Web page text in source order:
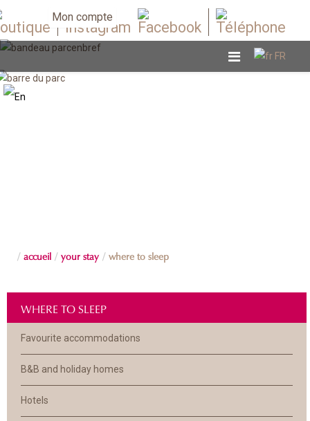
Mon compte
accueil your stay where to sleep
WHERE TO SLEEP
Favourite accommodations
B&B and holiday homes
Hotels